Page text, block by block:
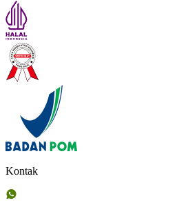
Kontak